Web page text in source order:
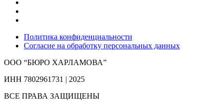
Политика конфиденциальности
Согласие на обработку персональных данных
ООО “БЮРО ХАРЛАМОВА”
ИНН 7802961731 | 2025
ВСЕ ПРАВА ЗАЩИЩЕНЫ